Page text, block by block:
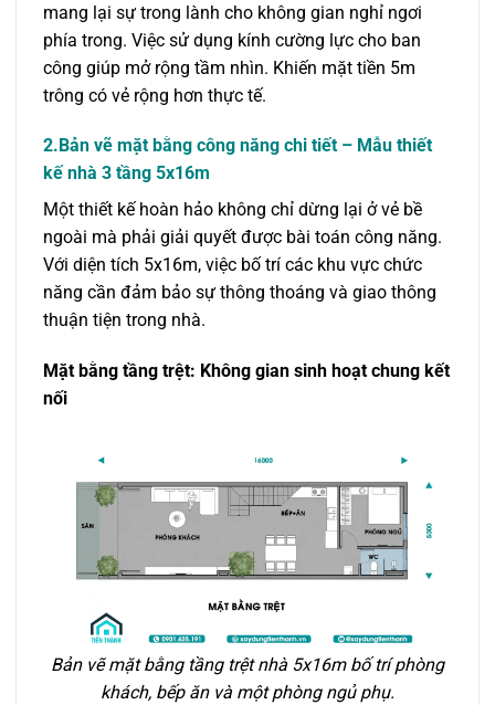
mang lại sự trong lành cho không gian nghỉ ngơi
phía trong. Việc sử dụng kính cường lực cho ban
công giúp mở rộng tầm nhìn. Khiến mặt tiền 5m
trông có vẻ rộng hơn thực tế.
2.Bản vẽ mặt bằng công năng chi tiết – Mẫu thiết
kế nhà 3 tầng 5x16m
Một thiết kế hoàn hảo không chỉ dừng lại ở vẻ bề
ngoài mà phải giải quyết được bài toán công năng.
Với diện tích 5x16m, việc bố trí các khu vực chức
năng cần đảm bảo sự thông thoáng và giao thông
thuận tiện trong nhà.
Mặt bằng tầng trệt: Không gian sinh hoạt chung kết
nối
Bản vẽ mặt bằng tầng trệt nhà 5x16m bố trí phòng
khách, bếp ăn và một phòng ngủ phụ.